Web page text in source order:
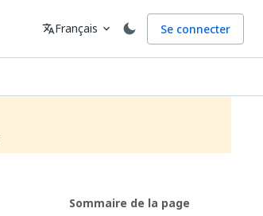
Langue
translateFrançais expand_more Se connecter
Sommaire de la page